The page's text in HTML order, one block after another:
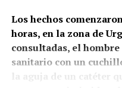
Los hechos
horas, en la zona de
consultadas, el
sanitario con un
la aguja de un catéter